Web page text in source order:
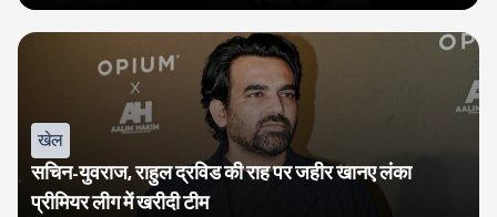
खेल
सचिन-युवराज, राहुल द्रविड की राह पर जहीर खानए लंका
प्रीमियर लीग में खरीदी टीम